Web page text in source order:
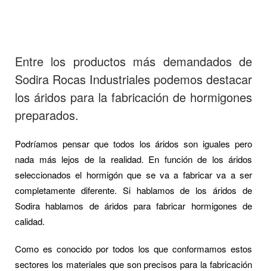
Entre los productos más demandados de
Sodira Rocas Industriales podemos destacar
los áridos para la fabricación de hormigones
preparados.
Podríamos pensar que todos los áridos son iguales pero
nada más lejos de la realidad. En función de los áridos
seleccionados el hormigón que se va a fabricar va a ser
completamente diferente. Si hablamos de los áridos de
Sodira hablamos de áridos para fabricar hormigones de
calidad.
Como es conocido por todos los que conformamos estos
sectores los materiales que son precisos para la fabricación